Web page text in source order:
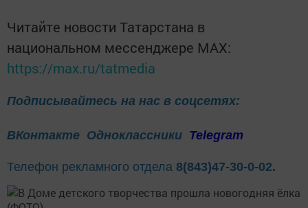
Читайте новости Татарстана в
национальном мессенджере MАХ:
https://max.ru/tatmedia
Подписывайтесь на нас в соцсетях:
ВКонтакте Одноклассники Telegram
Телефон рекламного отдела 8(843)47-30-0-02.